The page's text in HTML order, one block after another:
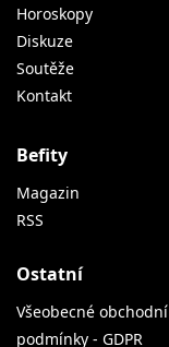
Horoskopy
Diskuze
Soutěže
Kontakt
Befity
Magazin
RSS
Ostatní
Všeobecné obchodní
podmínky - GDPR